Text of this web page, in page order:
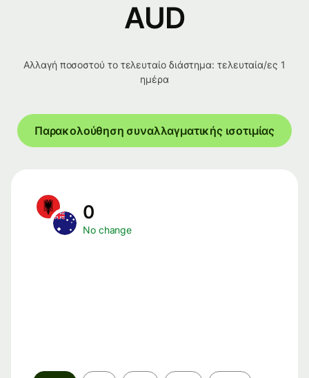
AUD
Αλλαγή ποσοστού το τελευταίο διάστημα: τελευταία/ες 1
ημέρα
Παρακολούθηση συναλλαγματικής ισοτιμίας
0
No change